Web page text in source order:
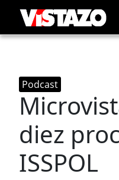
Podcast
diez
ISSPOL